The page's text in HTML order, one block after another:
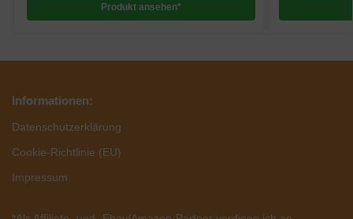
Produkt ansehen*
Informationen:
Datenschutzerklärung
Cookie-Richtlinie (EU)
Impressum